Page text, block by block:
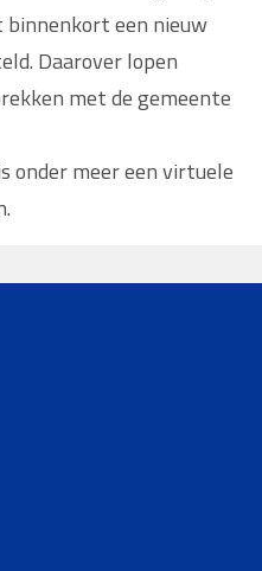
een nieuw
Daarover lopen
met de gemeente
onder meer een virtuele